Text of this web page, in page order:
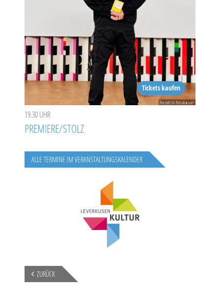
Hendrik Neubauer
Tickets kaufen
19.30 UHR
PREMIERE/STOLZ
ALLE TERMINE IM VERANSTALTUNGSKALENDER
ZURÜCK